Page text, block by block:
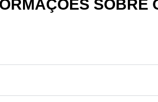
SOBRE